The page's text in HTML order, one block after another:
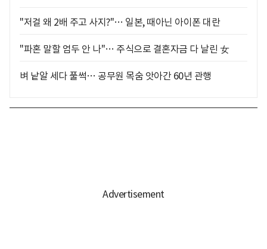
"저걸 왜 2배 주고 사지?"… 일본, 때아닌 아이폰 대란
"파혼 말할 엄두 안 나"… 주식으로 결혼자금 다 날린 女
벼 낱알 세다 풀썩… 공무원 목숨 앗아간 60년 관행